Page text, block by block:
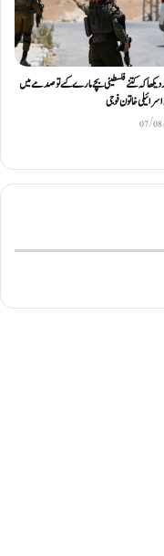
کہ کتنے فلسطینی بچے مارے گئے تو صدمے میں
خاتون فوجی
07/